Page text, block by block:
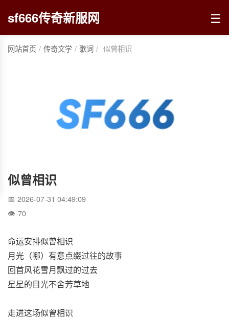
sf666传奇新服网 ☰
网站首页 / 传奇文学 / 歌词 / 似曾相识
似曾相识
2026-07-31 04:49:09
70
命运安排似曾相识
月光（哪）有意点缀过往的故事
回首风花雪月飘过的过去
星星的目光不舍芳草地
走进这场似曾相识